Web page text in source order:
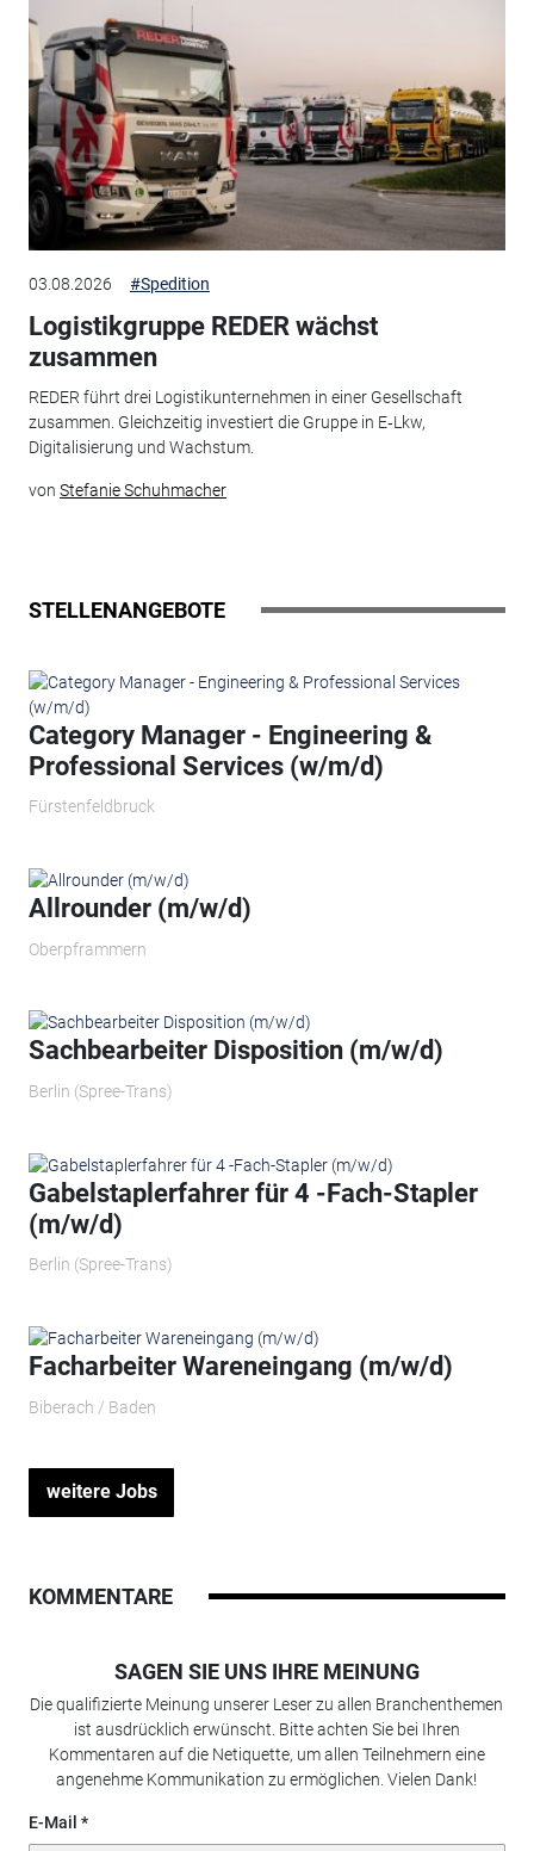
03.08.2026 #Spedition
Logistikgruppe REDER wächst
zusammen
REDER führt drei Logistikunternehmen in einer Gesellschaft
zusammen. Gleichzeitig investiert die Gruppe in E‑Lkw,
Digitalisierung und Wachstum.
von Stefanie Schuhmacher
STELLENANGEBOTE
Category Manager - Engineering &
Professional Services (w/m/d)
Fürstenfeldbruck
Allrounder (m/w/d)
Oberpframmern
Sachbearbeiter Disposition (m/w/d)
Berlin (Spree-Trans)
Gabelstaplerfahrer für 4 -Fach-Stapler
(m/w/d)
Berlin (Spree-Trans)
Facharbeiter Wareneingang (m/w/d)
Biberach / Baden
weitere Jobs
KOMMENTARE
SAGEN SIE UNS IHRE MEINUNG
Die qualifizierte Meinung unserer Leser zu allen Branchenthemen
ist ausdrücklich erwünscht. Bitte achten Sie bei Ihren
Kommentaren auf die Netiquette, um allen Teilnehmern eine
angenehme Kommunikation zu ermöglichen. Vielen Dank!
E-Mail